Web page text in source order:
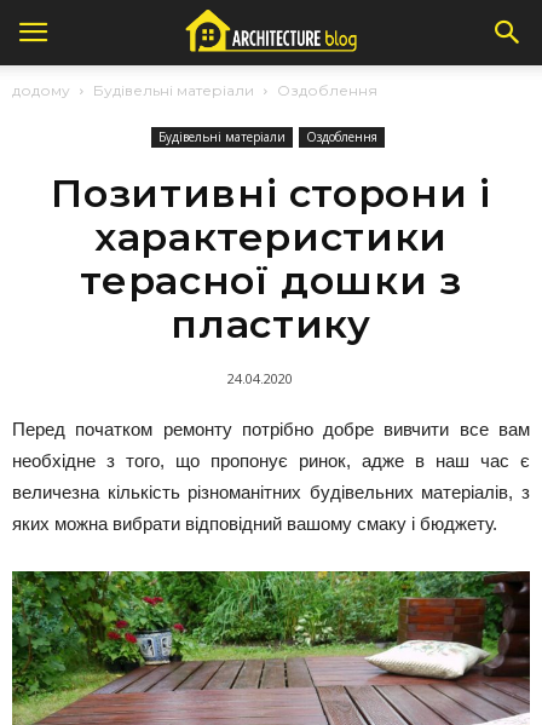
додому Будівельні матеріали Оздоблення
Будівельні матеріали Оздоблення
Позитивні сторони і
характеристики
терасної дошки з
пластику
24.04.2020
Перед початком ремонту потрібно добре вивчити все вам
необхідне з того, що пропонує ринок, адже в наш час є
величезна кількість різноманітних будівельних матеріалів, з
яких можна вибрати відповідний вашому смаку і бюджету.